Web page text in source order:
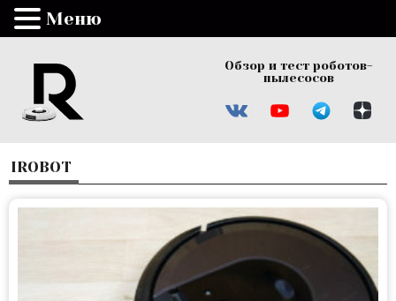
Обзор и тест роботов-
пылесосов
IROBOT
Меню